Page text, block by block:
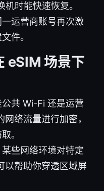
时能快速恢复。
运营商账号再次激
件。
eSIM 场景下
共 Wi-Fi 还是运营
络流量进行加密，
。
些网络环境对特定
以帮助你穿透区域屏